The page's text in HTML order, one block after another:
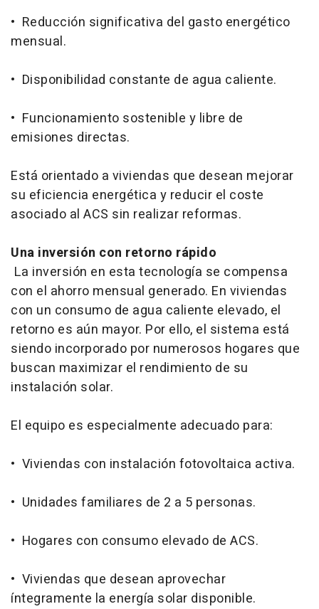
• Reducción significativa del gasto energético
mensual.
• Disponibilidad constante de agua caliente.
• Funcionamiento sostenible y libre de
emisiones directas.
Está orientado a viviendas que desean mejorar
su eficiencia energética y reducir el coste
asociado al ACS sin realizar reformas.
Una inversión con retorno rápido
La inversión en esta tecnología se compensa
con el ahorro mensual generado. En viviendas
con un consumo de agua caliente elevado, el
retorno es aún mayor. Por ello, el sistema está
siendo incorporado por numerosos hogares que
buscan maximizar el rendimiento de su
instalación solar.
El equipo es especialmente adecuado para:
• Viviendas con instalación fotovoltaica activa.
• Unidades familiares de 2 a 5 personas.
• Hogares con consumo elevado de ACS.
• Viviendas que desean aprovechar
íntegramente la energía solar disponible.